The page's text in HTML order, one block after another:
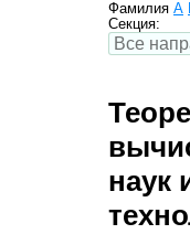
Фамилия А
Секция:
наук